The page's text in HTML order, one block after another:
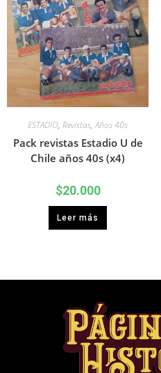
ESTADIO, Revistas,Años 40s
Pack revistas Estadio U de
Chile años 40s (x4)
$20.000
Leer más